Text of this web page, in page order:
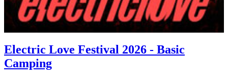
Electric Love Festival 2026 - Basic
Camping